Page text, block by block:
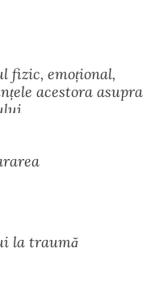
fizic, emoțional,
acestora asupra
la traumă